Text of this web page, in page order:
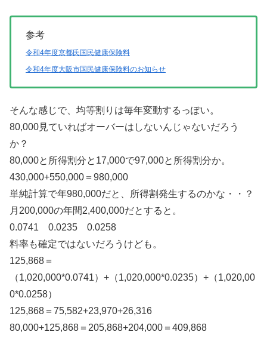
参考
令和4年度京都氏国民健康保険料
令和4年度大阪市国民健康保険料のお知らせ
そんな感じで、均等割りは毎年変動するっぽい。
80,000見ていればオーバーはしないんじゃないだろう
か？
80,000と所得割分と17,000で97,000と所得割分か。
430,000+550,000＝980,000
単純計算で年980,000だと、所得割発生するのかな・・？
月200,000の年間2,400,000だとすると。
0.0741 0.0235 0.0258
料率も確定ではないだろうけども。
125,868＝
（1,020,000*0.0741）+（1,020,000*0.0235）+（1,020,00
0*0.0258）
125,868＝75,582+23,970+26,316
80,000+125,868＝205,868+204,000＝409,868